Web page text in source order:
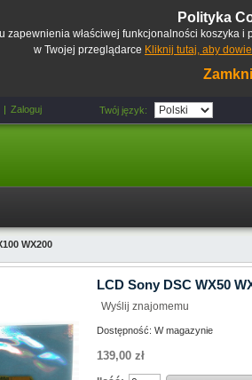
Polityka
zapewnienia właściwej funkcjonalności
w Twojej przeglądarce Kliknij tutaj, aby
Zaloguj Twój język:
WX200
LCD Sony DSC WX50
Wyślij znajomemu
Dostępność: W magazynie
139,00 zł